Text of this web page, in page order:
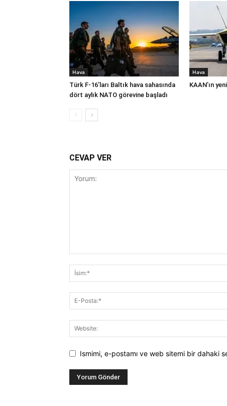
Hava
Türk F-16’ları Baltık hava sahasında
dört aylık NATO görevine başladı
Hava
KAAN’ın
CEVAP VER
Ismimi, e-postamı ve web sitemi bir dahaki